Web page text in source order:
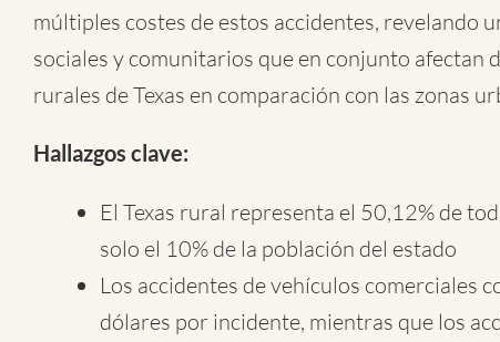
múltiples costes de estos accidentes, revelando
sociales y comunitarios que en conjunto afectan
rurales de Texas en comparación con las zonas
Hallazgos clave:
El Texas rural representa el 50,12% de
solo el 10% de la población del estado
Los accidentes de vehículos comerciales
dólares por incidente, mientras que los